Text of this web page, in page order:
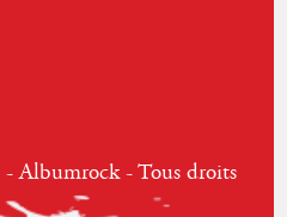
Albumrock - Tous droits